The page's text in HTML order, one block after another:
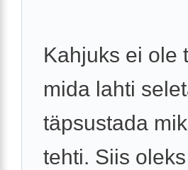
Kahjuks ei ole
mida lahti
täpsustada
tehti. Siis